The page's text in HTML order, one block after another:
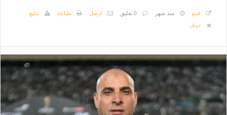
فيتو منذ شهر 0 تعليق ارسل طباعة
تبليغ
حذف